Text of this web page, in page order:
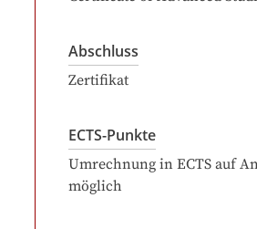
Abschluss
Zertifikat
ECTS-Punkte
Umrechnung in ECTS auf
möglich